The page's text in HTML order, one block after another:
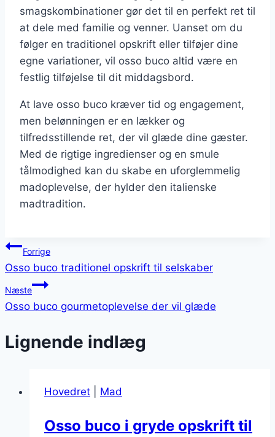
smagskombinationer gør det til en perfekt ret til
at dele med familie og venner. Uanset om du
følger en traditionel opskrift eller tilføjer dine
egne variationer, vil osso buco altid være en
festlig tilføjelse til dit middagsbord.
At lave osso buco kræver tid og engagement,
men belønningen er en lækker og
tilfredsstillende ret, der vil glæde dine gæster.
Med de rigtige ingredienser og en smule
tålmodighed kan du skabe en uforglemmelig
madoplevelse, der hylder den italienske
madtradition.
Indlægsnavigation
Forrige
Osso buco traditionel opskrift til selskaber
Næste
Osso buco gourmetoplevelse der vil glæde
Lignende indlæg
Hovedret Mad
Osso buco i gryde opskrift til